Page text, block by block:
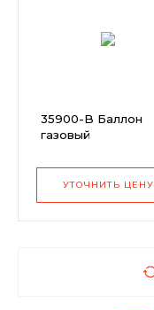
35900-B Баллон
газовый
Supergas C200
(Супергаз)
УТОЧНИТЬ ЦЕНУ